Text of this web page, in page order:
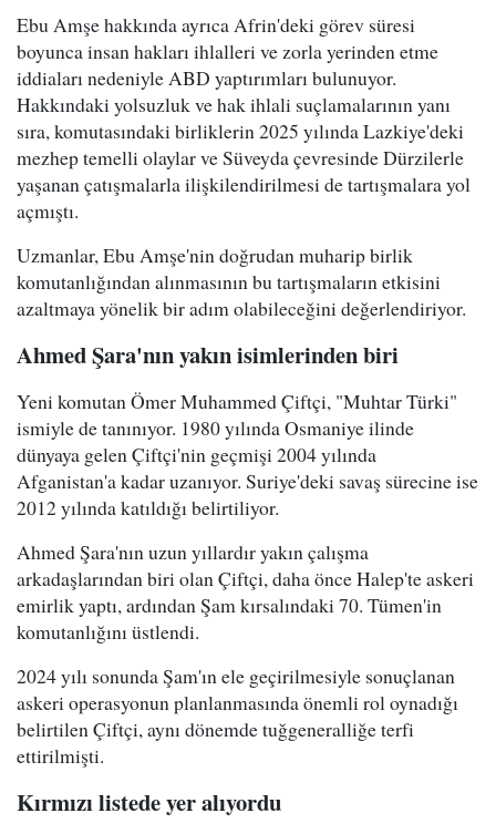
Ebu Amşe hakkında ayrıca Afrin'deki görev süresi
boyunca insan hakları ihlalleri ve zorla yerinden etme
iddiaları nedeniyle ABD yaptırımları bulunuyor.
Hakkındaki yolsuzluk ve hak ihlali suçlamalarının yanı
sıra, komutasındaki birliklerin 2025 yılında Lazkiye'deki
mezhep temelli olaylar ve Süveyda çevresinde Dürzilerle
yaşanan çatışmalarla ilişkilendirilmesi de tartışmalara yol
açmıştı.
Uzmanlar, Ebu Amşe'nin doğrudan muharip birlik
komutanlığından alınmasının bu tartışmaların etkisini
azaltmaya yönelik bir adım olabileceğini değerlendiriyor.
Ahmed Şara'nın yakın isimlerinden biri
Yeni komutan Ömer Muhammed Çiftçi, "Muhtar Türki"
ismiyle de tanınıyor. 1980 yılında Osmaniye ilinde
dünyaya gelen Çiftçi'nin geçmişi 2004 yılında
Afganistan'a kadar uzanıyor. Suriye'deki savaş sürecine ise
2012 yılında katıldığı belirtiliyor.
Ahmed Şara'nın uzun yıllardır yakın çalışma
arkadaşlarından biri olan Çiftçi, daha önce Halep'te askeri
emirlik yaptı, ardından Şam kırsalındaki 70. Tümen'in
komutanlığını üstlendi.
2024 yılı sonunda Şam'ın ele geçirilmesiyle sonuçlanan
askeri operasyonun planlanmasında önemli rol oynadığı
belirtilen Çiftçi, aynı dönemde tuğgeneralliğe terfi
ettirilmişti.
Kırmızı listede yer alıyordu